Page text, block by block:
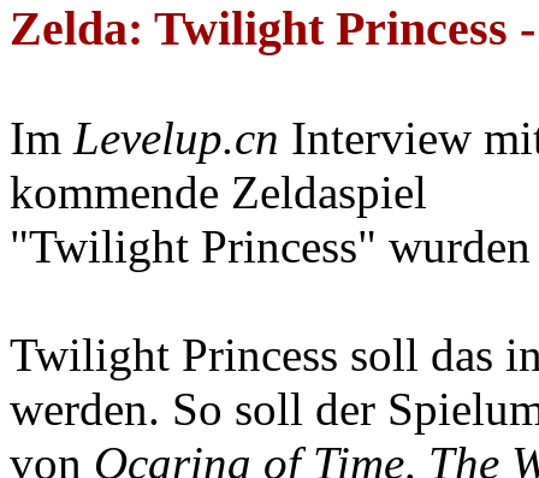
Zelda: Twilight Princess
Im Levelup.cn Interview
kommende Zeldaspiel
"Twilight Princess"
Twilight Princess soll das
werden. So soll der
von Ocarina of Time, The